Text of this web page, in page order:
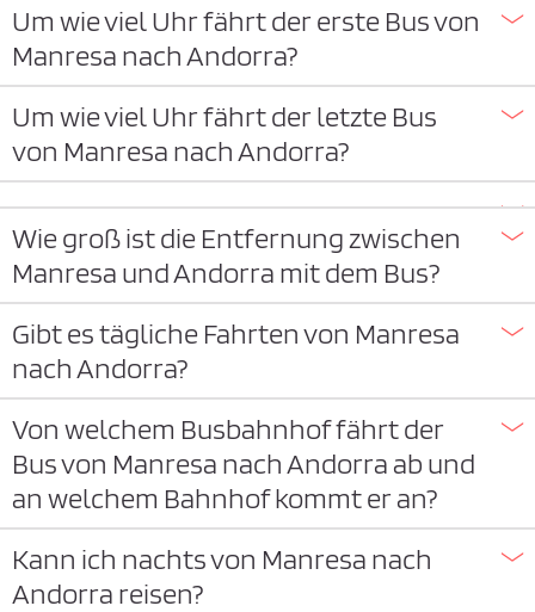
Um wie viel Uhr fährt der erste Bus von
Manresa nach Andorra?
Um wie viel Uhr fährt der letzte Bus
von Manresa nach Andorra?
Wie groß ist die Entfernung zwischen
Manresa und Andorra mit dem Bus?
Gibt es tägliche Fahrten von Manresa
nach Andorra?
Von welchem Busbahnhof fährt der
Bus von Manresa nach Andorra ab und
an welchem Bahnhof kommt er an?
Kann ich nachts von Manresa nach
Andorra reisen?